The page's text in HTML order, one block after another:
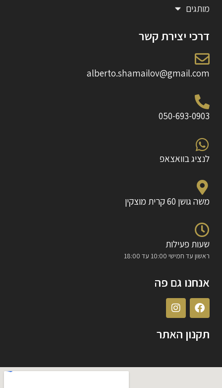
מותגים
דרכי יצירת קשר
alberto.shamailov@gmail.com
050-693-0903
לנציג בוואצאפ
משה גושן 60 קרית מוצקין
שעות פעילות
ראשון עד חמישי 10:00 עד 18:00
אנחנו גם פה
תקנון האתר